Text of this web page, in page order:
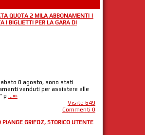
QUOTA 2 MILA ABBONAMENTI |
I BIGLIETTI PER LA GARA DI
8 agosto, sono stati
venduti per assistere alle
p ...»»
Visite 649
Commenti 0
GRIFOZ, STORICO UTENTE